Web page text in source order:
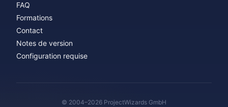
FAQ
Formations
Contact
Notes de version
Configuration requise
© 2004–2026 ProjectWizards GmbH